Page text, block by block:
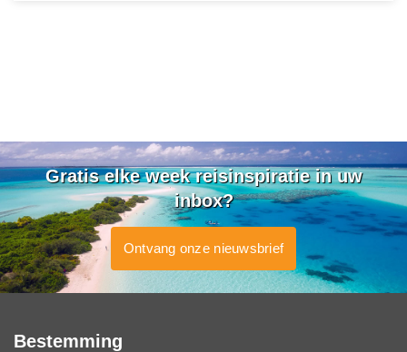
Gratis elke week reisinspiratie in uw
inbox?
Ontvang onze nieuwsbrief
Bestemming